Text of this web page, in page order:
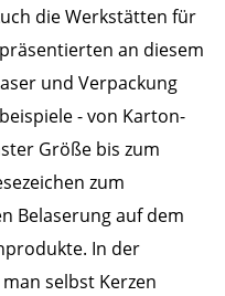
die Werkstätten für
an diesem
und Verpackung
- von Karton-
Größe bis zum
zum
Belaserung auf dem
In der
selbst Kerzen